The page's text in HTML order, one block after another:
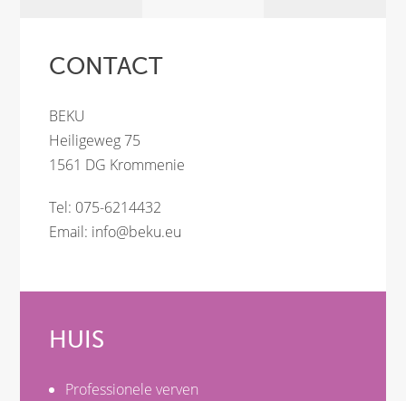
CONTACT
BEKU
Heiligeweg 75
1561 DG Krommenie
Tel: 075-6214432
Email: info@beku.eu
HUIS
Professionele verven